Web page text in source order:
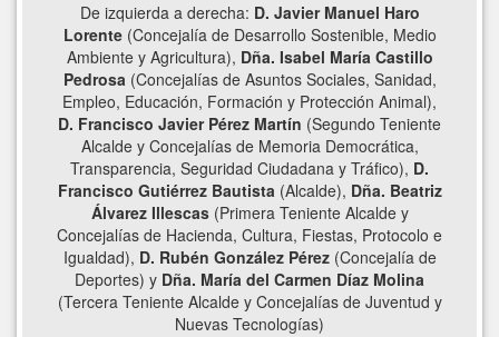
De izquierda a derecha: D. Javier Manuel Haro
Lorente(Concejalía de Desarrollo Sostenible, Medio
Ambiente y Agricultura), Dña. Isabel María Castillo
Pedrosa (Concejalías de Asuntos Sociales, Sanidad,
Empleo, Educación, Formación y Protección Animal),
D. Francisco Javier Pérez Martín (Segundo Teniente
Alcalde y Concejalías de Memoria Democrática,
Transparencia, Seguridad Ciudadana y Tráfico), D.
Francisco Gutiérrez Bautista (Alcalde), Dña. Beatriz
Álvarez Illescas (Primera Teniente Alcalde y
Concejalías de Hacienda, Cultura, Fiestas, Protocolo e
Igualdad), D. Rubén González Pérez (Concejalía de
Deportes) y ​ Dña. María del Carmen Díaz Molina
(Tercera Teniente Alcalde y Concejalías de Juventud y
Nuevas Tecnologías)